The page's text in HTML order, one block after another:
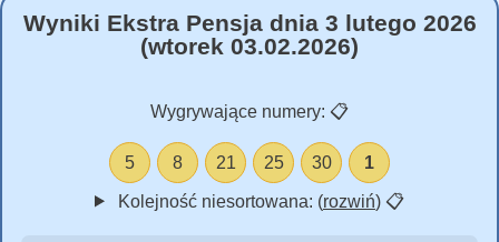
Wyniki Ekstra Pensja dnia 3 lutego 2026
(wtorek 03.02.2026)
Wygrywające numery: 📋
5 8 21 25 30 1
Kolejność niesortowana: (rozwiń) 📋